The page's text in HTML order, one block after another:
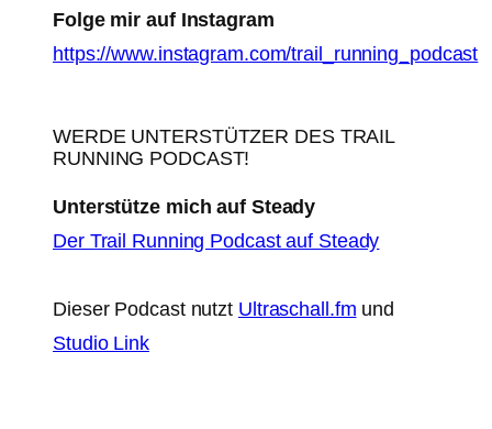
Folge mir auf Instagram
https://www.instagram.com/trail_running_podcast
WERDE UNTERSTÜTZER DES TRAIL
RUNNING PODCAST!
Unterstütze mich auf Steady
Der Trail Running Podcast auf Steady
Dieser Podcast nutzt Ultraschall.fm und
Studio Link